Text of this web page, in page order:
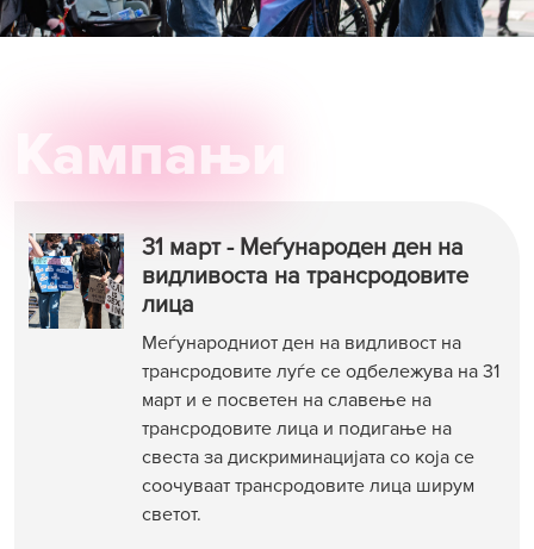
Кампањи
31 март - Меѓународен ден на
видливоста на трансродовите
лица
Меѓународниот ден на видливост на
трансродовите луѓе се одбележува на 31
март и е посветен на славење на
трансродовите лица и подигање на
свеста за дискриминацијата со која се
соочуваат трансродовите лица ширум
светот.